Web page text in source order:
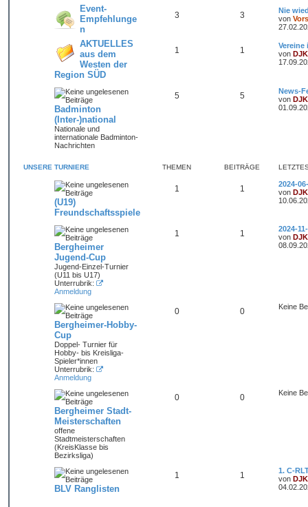
Event-
Empfehlunge
n
3 3
Nie
von
AKTUELLES
aus dem
Westen der
Region SÜD
1 1
Vereine
von
Badminton
(Inter-)national
Nationale und
internationale Badminton-
Nachrichten
5 5
News-
von
UNSERE TURNIERE THEMEN BEITRÄGE
(U19)
Freundschaftsspiele
1 1
2024-
von
Bergheimer
Jugend-Cup
Jugend-Einzel-Turnier
(U11 bis U17)
Unterrubrik:
Anmeldung
1 1
2024-
von
Bergheimer-Hobby-
Cup
Doppel- Turnier für
Hobby- bis Kreisliga-
Spieler*innen
Unterrubrik:
Anmeldung
0 0 Keine
Bergheimer Stadt-
Meisterschaften
offene
Stadtmeisterschaften
(KreisKlasse bis
Bezirksliga)
0 0 Keine
BLV Ranglisten
1 1
1. C-
von